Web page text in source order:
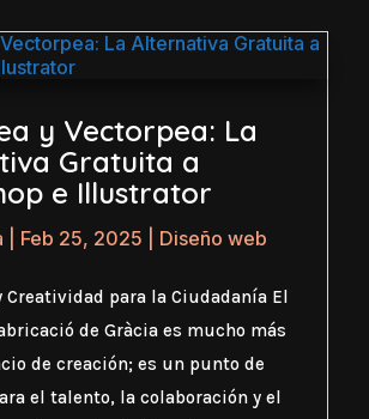
y Vectorpea: La
Gratuita a
e Illustrator
Feb 25, 2025 Diseño web
Creatividad para la Ciudadanía El
de Gràcia es mucho más
de creación; es un punto de
el talento, la colaboración y el